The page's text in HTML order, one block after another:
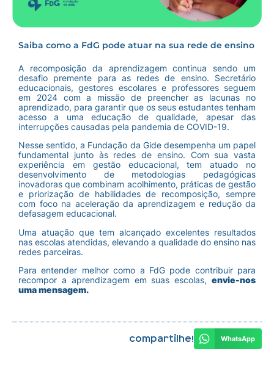
Saiba como a FdG pode atuar na sua rede de ensino
A recomposição da aprendizagem continua sendo um
desafio premente para as redes de ensino. Secretário
educacionais, gestores escolares e professores seguem
em 2024 com a missão de preencher as lacunas no
aprendizado, para garantir que os seus estudantes tenham
acesso a uma educação de qualidade, apesar das
interrupções causadas pela pandemia de COVID-19.
Nesse sentido, a Fundação da Gide desempenha um papel
fundamental junto às redes de ensino. Com sua vasta
experiência em gestão educacional, tem atuado no
desenvolvimento de metodologias pedagógicas
inovadoras que combinam acolhimento, práticas de gestão
e priorização de habilidades de recomposição, sempre
com foco na aceleração da aprendizagem e redução da
defasagem educacional.
Uma atuação que tem alcançado excelentes resultados
nas escolas atendidas, elevando a qualidade do ensino nas
redes parceiras.
Para entender melhor como a FdG pode contribuir para
recompor a aprendizagem em suas escolas, envie-nos
uma mensagem.
Compartilhe! WhatsApp